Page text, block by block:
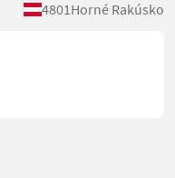
4801Horné Rakúsko